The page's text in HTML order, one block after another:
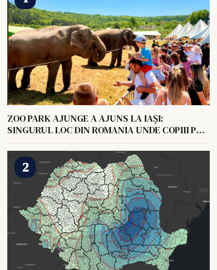
ZOO PARK AJUNGE A AJUNS LA IAȘI:
SINGURUL LOC DIN ROMANIA UNDE COPIII POT
HRANI UN ELEFANT